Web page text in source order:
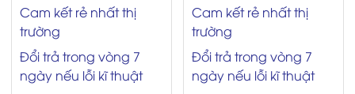
Cam kết rẻ nhất thị
trường
Đổi trả trong vòng 7
ngày nếu lỗi kĩ thuật
Cam kết rẻ nhất thị
trường
Đổi trả trong vòng 7
ngày nếu lỗi kĩ thuật